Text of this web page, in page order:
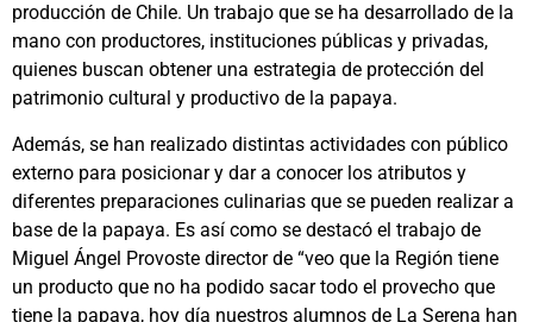
producción de Chile. Un trabajo que se ha desarrollado de la
mano con productores, instituciones públicas y privadas,
quienes buscan obtener una estrategia de protección del
patrimonio cultural y productivo de la papaya.
Además, se han realizado distintas actividades con público
externo para posicionar y dar a conocer los atributos y
diferentes preparaciones culinarias que se pueden realizar a
base de la papaya. Es así como se destacó el trabajo de
Miguel Ángel Provoste director de “veo que la Región tiene
un producto que no ha podido sacar todo el provecho que
tiene la papaya, hoy día nuestros alumnos de La Serena han